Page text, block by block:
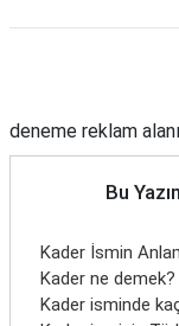
deneme reklam
Bu
Kader İsmin
Kader ne
Kader isminde